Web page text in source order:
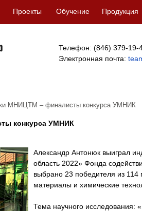
Проекты Обучение Продукция
Телефон: (846) 379-19-
Электронная почта:
МНИЦТМ – финалисты конкурса УМНИК
конкурса УМНИК
Александр Антонюк выиграл
область 2022» Фонда
выбрано 23 победителя из 114
материалы и химические
Тема научного исследования: